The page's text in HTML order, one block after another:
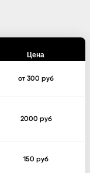
Цена
от 300 руб
2000 руб
150 руб